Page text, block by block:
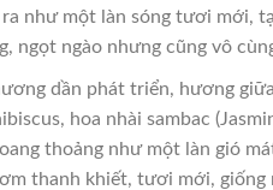
như một làn sóng tươi mới,
ngọt ngào nhưng cũng vô
dần phát triển, hương
hoa nhài sambac
thoảng như một làn gió
thanh khiết, tươi mới, giống